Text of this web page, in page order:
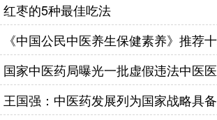
红枣的5种最佳吃法
《中国公民中医养生保健素养》推荐
国家中医药局曝光一批虚假违法中医
王国强：中医药发展列为国家战略具